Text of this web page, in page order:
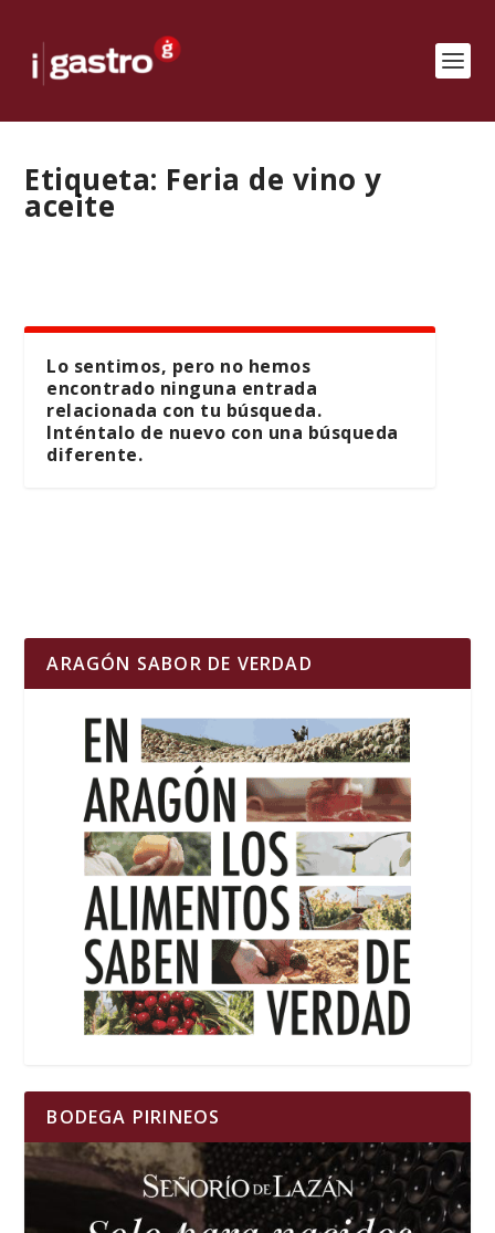
Etiqueta: Feria de vino y
aceite
Lo sentimos, pero no hemos
encontrado ninguna entrada
relacionada con tu búsqueda.
Inténtalo de nuevo con una búsqueda
diferente.
ARAGÓN SABOR DE VERDAD
BODEGA PIRINEOS